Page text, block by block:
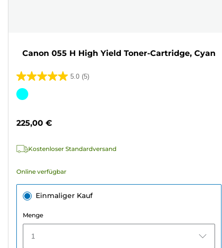
Canon 055 H High Yield Toner-Cartridge, Cyan
5.0 (5)
5.0
von
Farbpatrone
225,00 €
Kostenloser Standardversand
Online verfügbar
Einmaliger Kauf
Menge
1